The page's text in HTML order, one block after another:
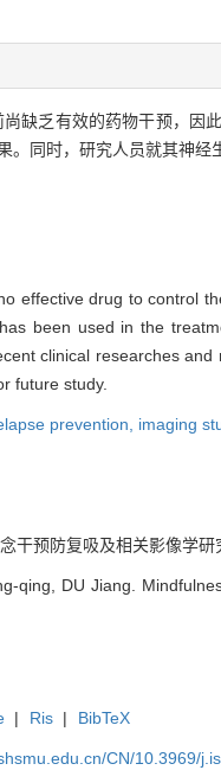
缺乏有效的药物干预，
同时，研究人员就其神
effective drug to control
been used in the
clinical researches
future study.
prevention, imaging
干预防复吸及相关影像学
qing, DU Jiang.
| Ris | BibTeX
CN/10.3969/